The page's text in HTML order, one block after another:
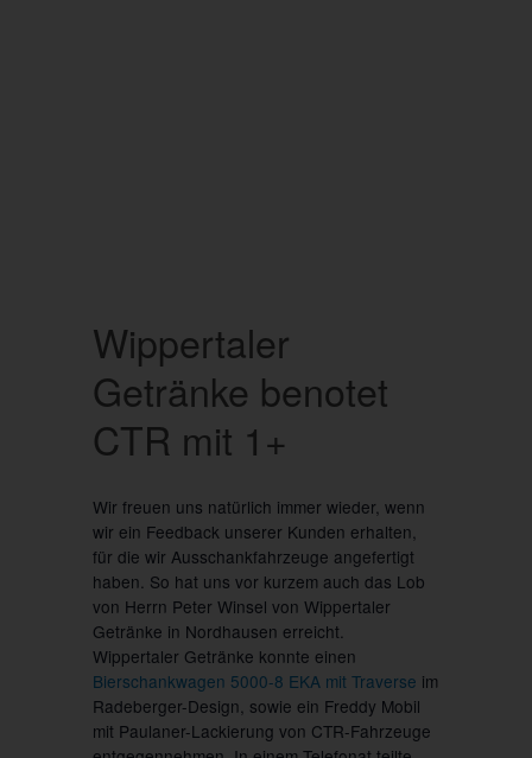
Wippertaler
Getränke benotet
CTR mit 1+
Wir freuen uns natürlich immer wieder, wenn
wir ein Feedback unserer Kunden erhalten,
für die wir Ausschankfahrzeuge angefertigt
haben. So hat uns vor kurzem auch das Lob
von Herrn Peter Winsel von Wippertaler
Getränke in Nordhausen erreicht.
Wippertaler Getränke konnte einen
Bierschankwagen 5000-8 EKA mit Traverse im
Radeberger-Design, sowie ein Freddy Mobil
mit Paulaner-Lackierung von CTR-Fahrzeuge